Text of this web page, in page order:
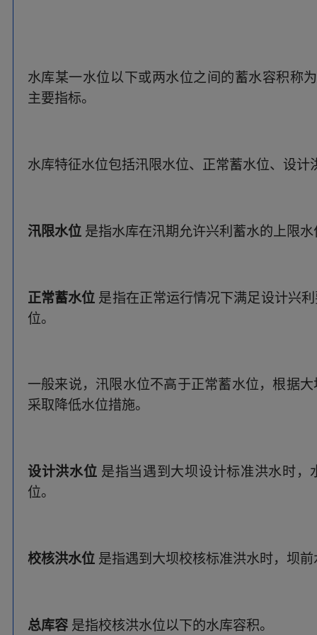
采取降低水位措施。
设计洪水位是指当遇到大坝设计标准洪水时，
位。
校核洪水位是指遇到大坝校核标准洪水时，坝
管理办法》《小型水库防汛“三个责任人”履